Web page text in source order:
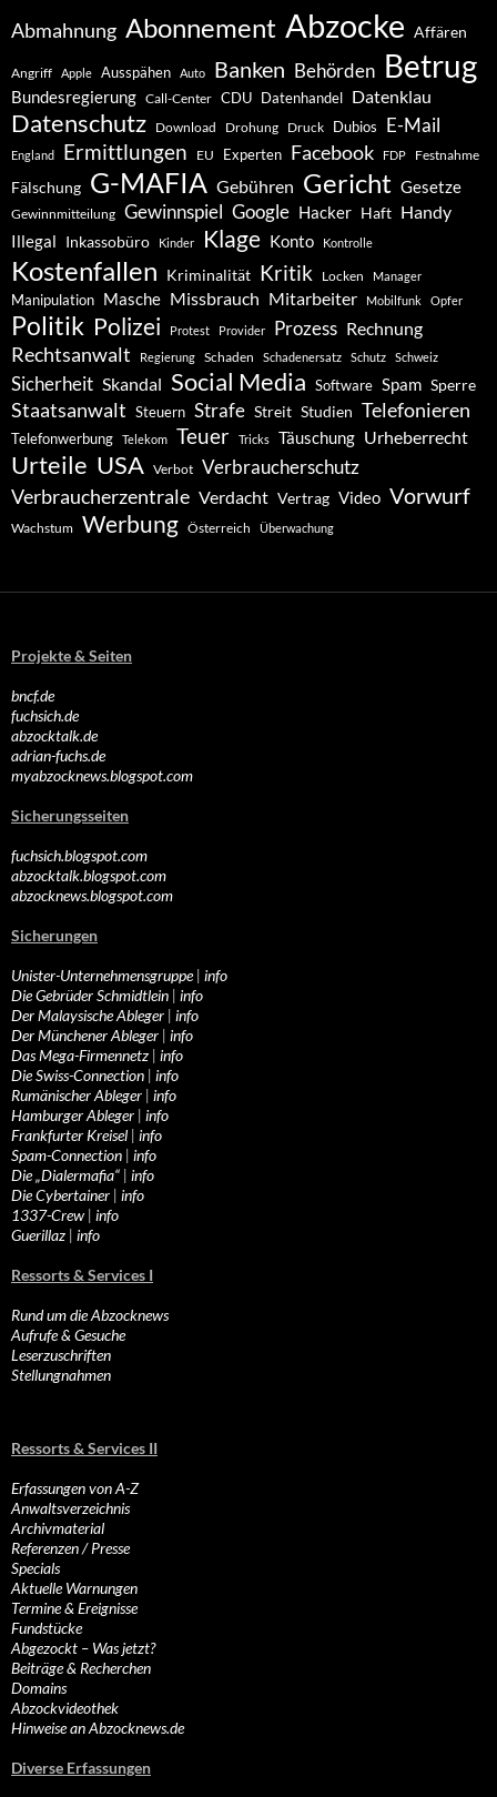
Abmahnung Abonnement Abzocke Affären
Angriff Apple Ausspähen Auto Banken Behörden Betrug
Bundesregierung Call-Center CDU Datenhandel Datenklau
Datenschutz Download Drohung Druck Dubios E-Mail
England Ermittlungen EU Experten Facebook FDP Festnahme
Fälschung G-MAFIA Gebühren Gericht Gesetze
Gewinnmitteilung Gewinnspiel Google Hacker Haft Handy
Illegal Inkassobüro Kinder Klage Konto Kontrolle
Kostenfallen Kriminalität Kritik Locken Manager
Manipulation Masche Missbrauch Mitarbeiter Mobilfunk Opfer
Politik Polizei Protest Provider Prozess Rechnung
Rechtsanwalt Regierung Schaden Schadenersatz Schutz Schweiz
Sicherheit Skandal Social Media Software Spam Sperre
Staatsanwalt Steuern Strafe Streit Studien Telefonieren
Telefonwerbung Telekom Teuer Tricks Täuschung Urheberrecht
Urteile USA Verbot Verbraucherschutz
Verbraucherzentrale Verdacht Vertrag Video Vorwurf
Wachstum Werbung Österreich Überwachung
Projekte & Seiten
bncf.de
fuchsich.de
abzocktalk.de
adrian-fuchs.de
myabzocknews.blogspot.com
Sicherungsseiten
fuchsich.blogspot.com
abzocktalk.blogspot.com
abzocknews.blogspot.com
Sicherungen
Unister-Unternehmensgruppe| info
Die Gebrüder Schmidtlein | info
Der Malaysische Ableger | info
Der Münchener Ableger | info
Das Mega-Firmennetz | info
Die Swiss-Connection | info
Rumänischer Ableger | info
Hamburger Ableger | info
Frankfurter Kreisel | info
Spam-Connection | info
Die „Dialermafia“ | info
Die Cybertainer | info
1337-Crew | info
Guerillaz | info
Ressorts & Services I
Rund um die Abzocknews
Aufrufe & Gesuche
Leserzuschriften
Stellungnahmen
Ressorts & Services II
Erfassungen von A-Z
Anwaltsverzeichnis
Archivmaterial
Referenzen / Presse
Specials
Aktuelle Warnungen
Termine & Ereignisse
Fundstücke
Abgezockt – Was jetzt?
Beiträge & Recherchen
Domains
Abzockvideothek
Hinweise an Abzocknews.de
Diverse Erfassungen